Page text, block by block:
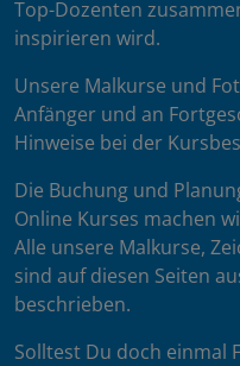
Top-Dozenten
inspirieren wird.
Unsere Malkurse und
Anfänger und an
Hinweise bei der
Die Buchung und
Online Kurses machen
Alle unsere Malkurse,
sind auf diesen Seiten
beschrieben.
Solltest Du doch einmal